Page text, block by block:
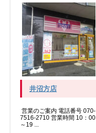
井沼方店
営業のご案内 電話番号 070-
7516-2710 営業時間 10：00
～19 ...